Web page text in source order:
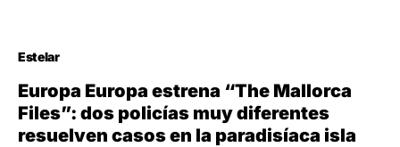
Estelar
Europa Europa estrena “The Mallorca
Files”: dos policías muy diferentes
resuelven casos en la paradisíaca isla